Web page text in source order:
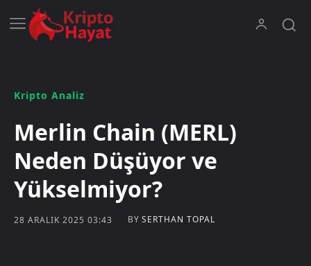
Kripto Analiz
Merlin Chain (MERL)
Neden Düşüyor ve
Yükselmiyor?
28 ARALIK 2025 03:43 BY SERTHAN TOPAL